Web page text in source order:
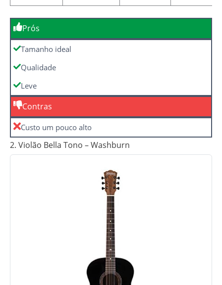
Prós
Tamanho ideal
Qualidade
Leve
Contras
Custo um pouco alto
2. Violão Bella Tono – Washburn